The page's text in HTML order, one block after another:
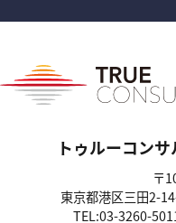
トゥルーコン
〒
東京都港区三田2-
TEL:03-3260-